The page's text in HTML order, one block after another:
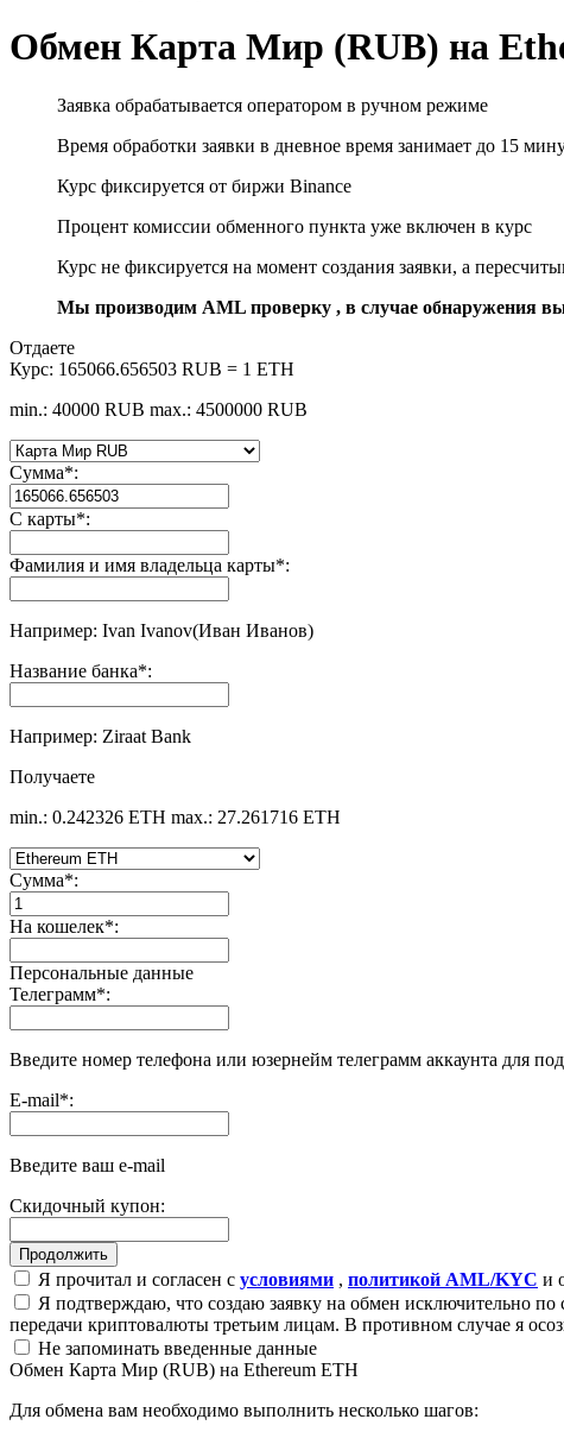
Обмен Карта Мир (RUB) на
Заявка обрабатывается оператором в ручном режиме
Время обработки заявки в дневное время занимает до 15
Курс фиксируется от биржи Binance
Процент комиссии обменного пункта уже включен в курс
Курс не фиксируется на момент создания заявки, а
Мы производим AML проверку , в случае обнаружения
Отдаете
Курс: 165066.656503 RUB = 1 ETH
min.: 40000 RUB max.: 4500000 RUB
Сумма*:
С карты*:
Фамилия и имя владельца карты*:
Например: Ivan Ivanov(Иван Иванов)
Название банка*:
Например: Ziraat Bank
Получаете
min.: 0.242326 ETH max.: 27.261716 ETH
Сумма*:
На кошелек*:
Персональные данные
Телеграмм*:
Введите номер телефона или юзернейм телеграмм аккаунта для
E-mail*:
Введите ваш e-mail
Скидочный купон:
Я прочитал и согласен с условиями , политикой AML/KYC и
Я подтверждаю, что создаю заявку на обмен исключительно
передачи криптовалюты третьим лицам. В противном случае я
Не запоминать введенные данные
Обмен Карта Мир (RUB) на Ethereum ETH
Для обмена вам необходимо выполнить несколько шагов: